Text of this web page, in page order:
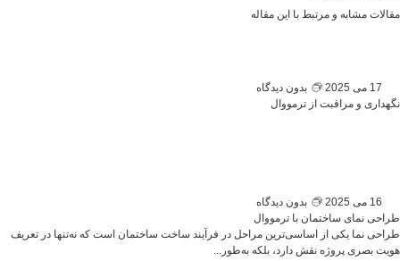
مقالات مشابه و مرتبط با این مقاله
17 می 2025
بدون دیدگاه
نگهداری و مراقبت از ترمووال
16 می 2025
بدون دیدگاه
طراحی نمای ساختمان با ترمووال
طراحی نما یکی از اساسی‌ترین مراحل در فرآیند ساخت ساختمان است که نه‌تنها در تعریف
هویت بصری پروژه نقش دارد، بلکه به‌طور...